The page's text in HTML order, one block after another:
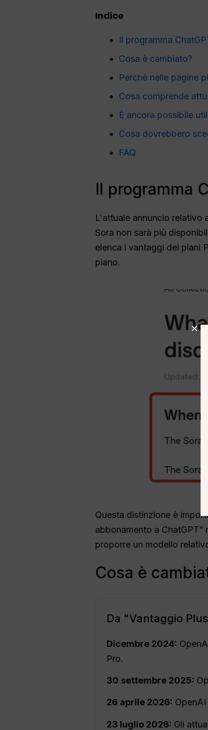
Indice
Il programma
Cosa è cambiato?
Perché nelle pagine
Cosa comprende
È ancora possibile
Cosa dovrebbero
FAQ
Il programma
L'attuale annuncio relativo
Sora non sarà più
elenca i vantaggi dei piani
piano.
Questa distinzione è
abbonamento a
proporre un modello
Cosa è
Da "Vantaggio
Dicembre 2024:
Pro.
30 settembre 2025:
26 aprile 2026:
23 luglio 2026: Gli